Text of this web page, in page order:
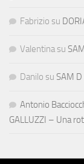
Fabrizio su
Valentina su
Danilo su SAM
Antonio
GALLUZZI – Una